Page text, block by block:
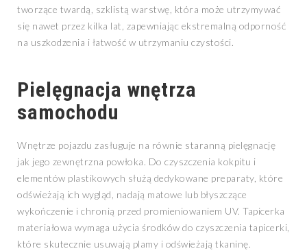
tworzące twardą, szklistą warstwę, która może utrzymywać
się nawet przez kilka lat, zapewniając ekstremalną odporność
na uszkodzenia i łatwość w utrzymaniu czystości.
Pielęgnacja wnętrza
samochodu
Wnętrze pojazdu zasługuje na równie staranną pielęgnację
jak jego zewnętrzna powłoka. Do czyszczenia kokpitu i
elementów plastikowych służą dedykowane preparaty, które
odświeżają ich wygląd, nadają matowe lub błyszczące
wykończenie i chronią przed promieniowaniem UV. Tapicerka
materiałowa wymaga użycia środków do czyszczenia tapicerki,
które skutecznie usuwają plamy i odświeżają tkaninę.